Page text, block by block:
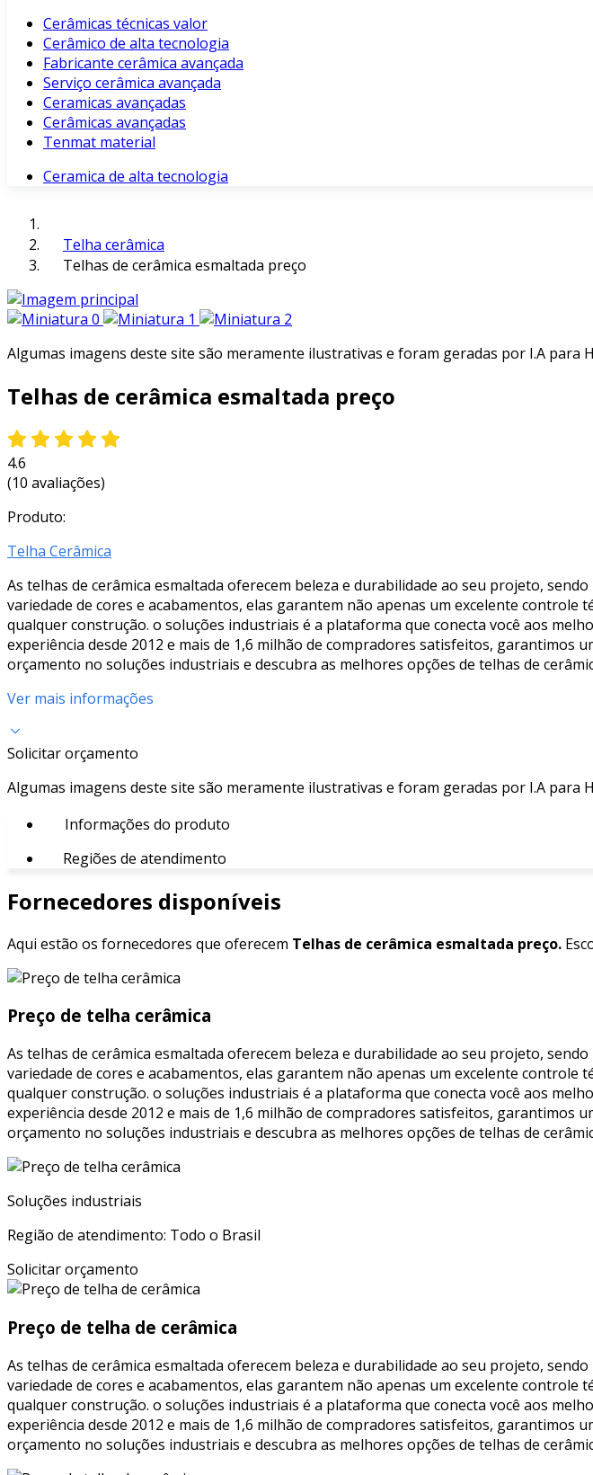
Cerâmicas técnicas valor
Cerâmico de alta tecnologia
Fabricante cerâmica avançada
Serviço cerâmica avançada
Ceramicas avançadas
Cerâmicas avançadas
Tenmat material
Ceramica de alta tecnologia
Telha cerâmica
Telhas de cerâmica esmaltada preço
Algumas imagens deste site são meramente ilustrativas e foram geradas por I.A para
Telhas de cerâmica esmaltada preço
4.6
(10 avaliações)
Produto:
Telha Cerâmica
As telhas de cerâmica esmaltada oferecem beleza e durabilidade ao seu projeto,
variedade de cores e acabamentos, elas garantem não apenas um excelente controle
qualquer construção. o soluções industriais é a plataforma que conecta você aos
experiência desde 2012 e mais de 1,6 milhão de compradores satisfeitos, garantimos
orçamento no soluções industriais e descubra as melhores opções de telhas de
Ver mais informações
Solicitar orçamento
Algumas imagens deste site são meramente ilustrativas e foram geradas por I.A para
Informações do produto
Regiões de atendimento
Fornecedores disponíveis
Aqui estão os fornecedores que oferecem Telhas de cerâmica esmaltada preço.
Preço de telha cerâmica
As telhas de cerâmica esmaltada oferecem beleza e durabilidade ao seu projeto,
variedade de cores e acabamentos, elas garantem não apenas um excelente controle
qualquer construção. o soluções industriais é a plataforma que conecta você aos
experiência desde 2012 e mais de 1,6 milhão de compradores satisfeitos, garantimos
orçamento no soluções industriais e descubra as melhores opções de telhas de
Soluções industriais
Região de atendimento: Todo o Brasil
Solicitar orçamento
Preço de telha de cerâmica
As telhas de cerâmica esmaltada oferecem beleza e durabilidade ao seu projeto,
variedade de cores e acabamentos, elas garantem não apenas um excelente controle
qualquer construção. o soluções industriais é a plataforma que conecta você aos
experiência desde 2012 e mais de 1,6 milhão de compradores satisfeitos, garantimos
orçamento no soluções industriais e descubra as melhores opções de telhas de